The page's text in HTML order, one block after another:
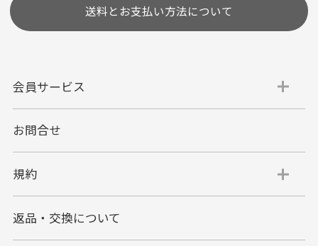
代金引換
代引手数料一律400円
す。
代金引換でのお支払い方法は現金のみとなりま
送料とお支払い方法について
会員サービス
お問合せ
規約
返品・交換について